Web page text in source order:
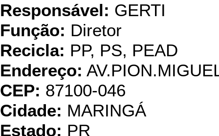
Responsável: GERTI
Função: Diretor
Recicla: PP, PS, PEAD
Endereço:
CEP: 87100-046
Cidade: MARINGÁ
Estado: PR